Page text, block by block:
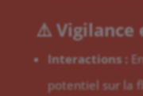
⚠️ Vigilance
Interactions :
potentiel sur la